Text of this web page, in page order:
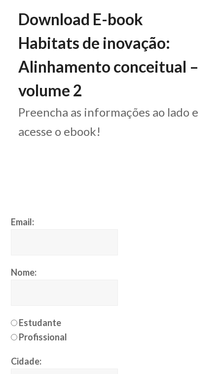
Download E-book
Habitats de inovação:
Alinhamento conceitual –
volume 2
Preencha as informações ao lado e
acesse o ebook!
Email:
Nome:
Estudante
Profissional
Cidade: